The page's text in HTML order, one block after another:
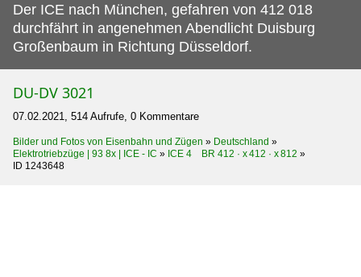
Der ICE nach München, gefahren von 412 018
durchfährt in angenehmen Abendlicht Duisburg
Großenbaum in Richtung Düsseldorf.
DU-DV 3021
07.02.2021, 514 Aufrufe, 0 Kommentare
Bilder und Fotos von Eisenbahn und Zügen » Deutschland »
Elektrotriebzüge | 93 8x | ICE - IC » ICE 4 BR 412 · x 412 · x 812 »
ID 1243648